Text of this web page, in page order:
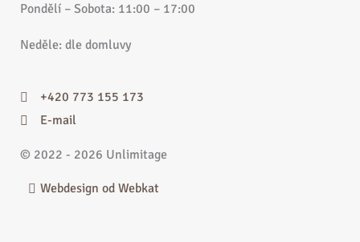
Pondělí – Sobota: 11:00 – 17:00
Neděle: dle domluvy
+420 773 155 173
E-mail
© 2022 - 2026 Unlimitage
Webdesign od Webkat